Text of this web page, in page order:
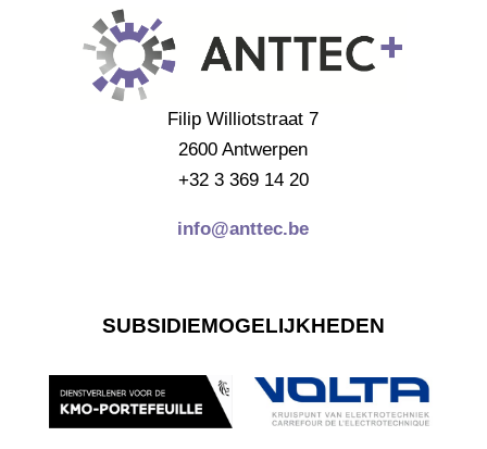
Filip Williotstraat 7
2600 Antwerpen
+32 3 369 14 20
info@anttec.be
SUBSIDIEMOGELIJKHEDEN